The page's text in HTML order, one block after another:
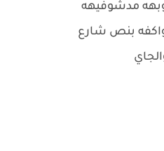
مدشوفيهه
بنص شارع